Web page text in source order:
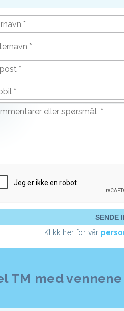
Klikk her for vår
TM med